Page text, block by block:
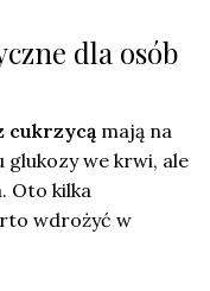
dla osób
cukrzycą mają na
we krwi, ale
Oto kilka
wdrożyć w